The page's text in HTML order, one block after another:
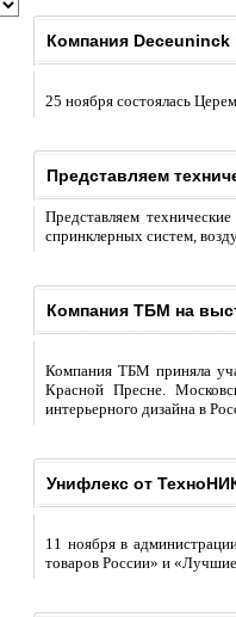
Компания Deceuninck
25 ноября состоялась
Представляем
Представляем
спринклерных систем,
Компания ТБМ на
Компания ТБМ приняла
Красной Пресне.
интерьерного дизайна в
Унифлекс от
11 ноября в
товаров России» и